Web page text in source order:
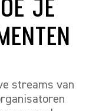
JE
streams van